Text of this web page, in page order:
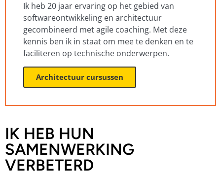
Ik heb 20 jaar ervaring op het gebied van
softwareontwikkeling en architectuur
gecombineerd met agile coaching. Met deze
kennis ben ik in staat om mee te denken en te
faciliteren op technische onderwerpen.
Architectuur cursussen
IK HEB HUN
SAMENWERKING
VERBETERD